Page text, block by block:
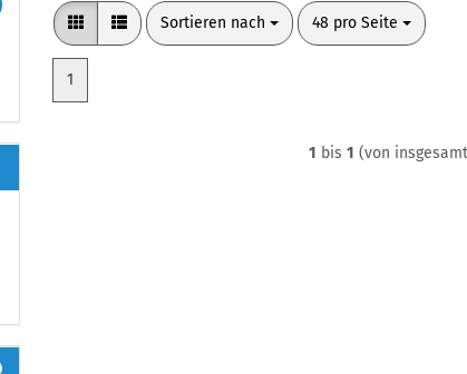
Sortieren nach
Sortieren nach 48 pro Seite
pro Seite
1
1 bis1 (von